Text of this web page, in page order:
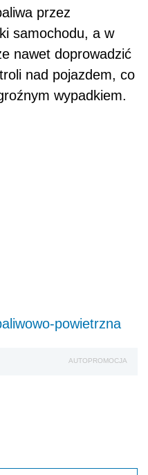
przez
samochodu, a w
nawet doprowadzić
nad pojazdem, co
wypadkiem.
powietrzna
AUTOPROMOCJA